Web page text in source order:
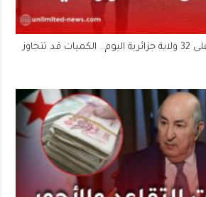
تحذير من أمطار رعدية على 32 ولاية جزائرية اليوم.. الكميات قد تتجاوز